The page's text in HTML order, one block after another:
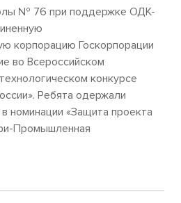
№ 76 при поддержке ОДК-
корпорацию Госкорпорации
во Всероссийском
конкурсе
Ребята одержали
номинации «Защита проекта
Промышленная